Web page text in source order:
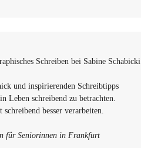
Schreiben bei Sabine Schabicki
und inspirierenden Schreibtipps
Leben schreibend zu betrachten.
besser verarbeiten.
für Seniorinnen in Frankfurt